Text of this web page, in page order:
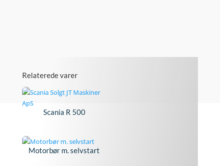
Relaterede varer
Scania R 500
Motorbør m. selvstart